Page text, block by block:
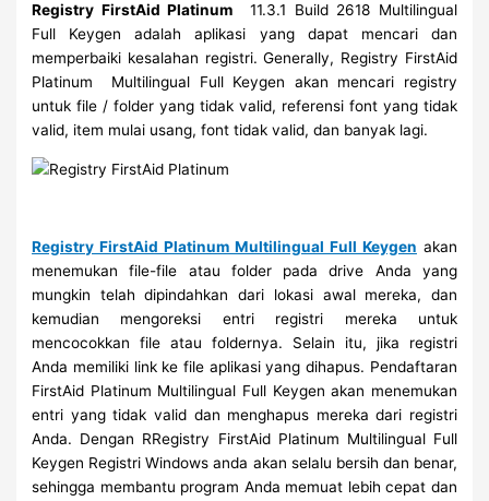
Registry FirstAid Platinum 11.3.1 Build 2618 Multilingual
Full Keygen adalah aplikasi yang dapat mencari dan
memperbaiki kesalahan registri. Generally, Registry FirstAid
Platinum Multilingual Full Keygen akan mencari registry
untuk file / folder yang tidak valid, referensi font yang tidak
valid, item mulai usang, font tidak valid, dan banyak lagi.
Registry FirstAid Platinum Multilingual Full Keygen akan
menemukan file-file atau folder pada drive Anda yang
mungkin telah dipindahkan dari lokasi awal mereka, dan
kemudian mengoreksi entri registri mereka untuk
mencocokkan file atau foldernya. Selain itu, jika registri
Anda memiliki link ke file aplikasi yang dihapus. Pendaftaran
FirstAid Platinum Multilingual Full Keygen akan menemukan
entri yang tidak valid dan menghapus mereka dari registri
Anda. Dengan RRegistry FirstAid Platinum Multilingual Full
Keygen Registri Windows anda akan selalu bersih dan benar,
sehingga membantu program Anda memuat lebih cepat dan